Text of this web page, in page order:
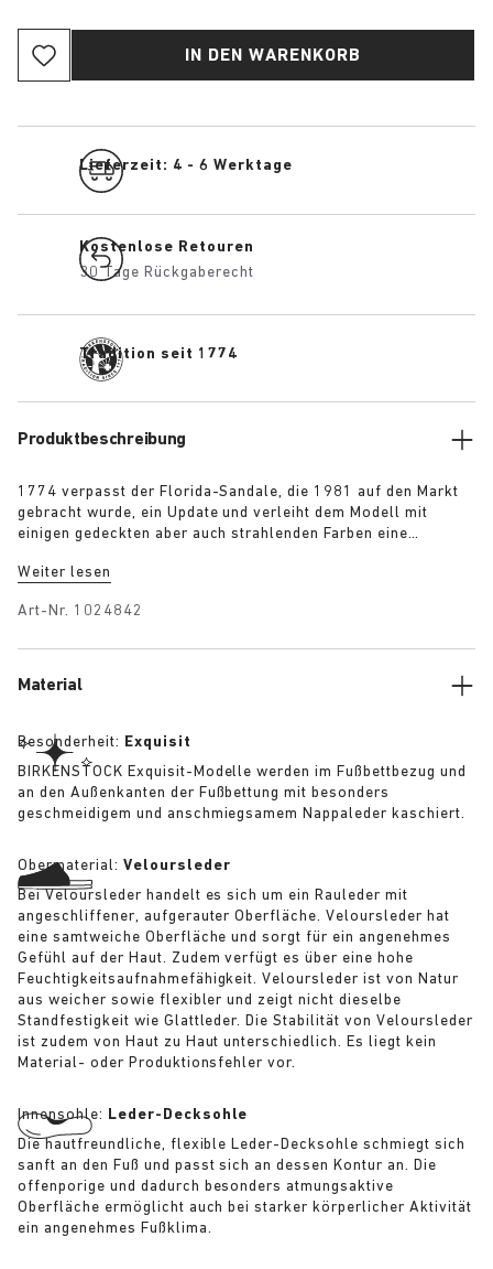
IN DEN WARENKORB
Lieferzeit: 4 - 6 Werktage
Kostenlose Retouren
30 Tage Rückgaberecht
Tradition seit 1774
Produktbeschreibung
1774 verpasst der Florida-Sandale, die 1981 auf den Markt
gebracht wurde, ein Update und verleiht dem Modell mit
einigen gedeckten aber auch strahlenden Farben eine
Anteil an Handarbeit in Deutschland aus Rohmaterialien aus
verstellbare Schnallen für einen perfekten Sitz.
Weiter lesen
Art-Nr. 1024842
Material
Besonderheit: Exquisit
BIRKENSTOCK Exquisit-Modelle werden im Fußbettbezug und
an den Außenkanten der Fußbettung mit besonders
geschmeidigem und anschmiegsamem Nappaleder kaschiert.
Obermaterial: Veloursleder
Bei Veloursleder handelt es sich um ein Rauleder mit
angeschliffener, aufgerauter Oberfläche. Veloursleder hat
eine samtweiche Oberfläche und sorgt für ein angenehmes
Gefühl auf der Haut. Zudem verfügt es über eine hohe
Feuchtigkeitsaufnahmefähigkeit. Veloursleder ist von Natur
aus weicher sowie flexibler und zeigt nicht dieselbe
Standfestigkeit wie Glattleder. Die Stabilität von Veloursleder
ist zudem von Haut zu Haut unterschiedlich. Es liegt kein
Material- oder Produktionsfehler vor.
Innensohle: Leder-Decksohle
Die hautfreundliche, flexible Leder-Decksohle schmiegt sich
sanft an den Fuß und passt sich an dessen Kontur an. Die
offenporige und dadurch besonders atmungsaktive
Oberfläche ermöglicht auch bei starker körperlicher Aktivität
ein angenehmes Fußklima.